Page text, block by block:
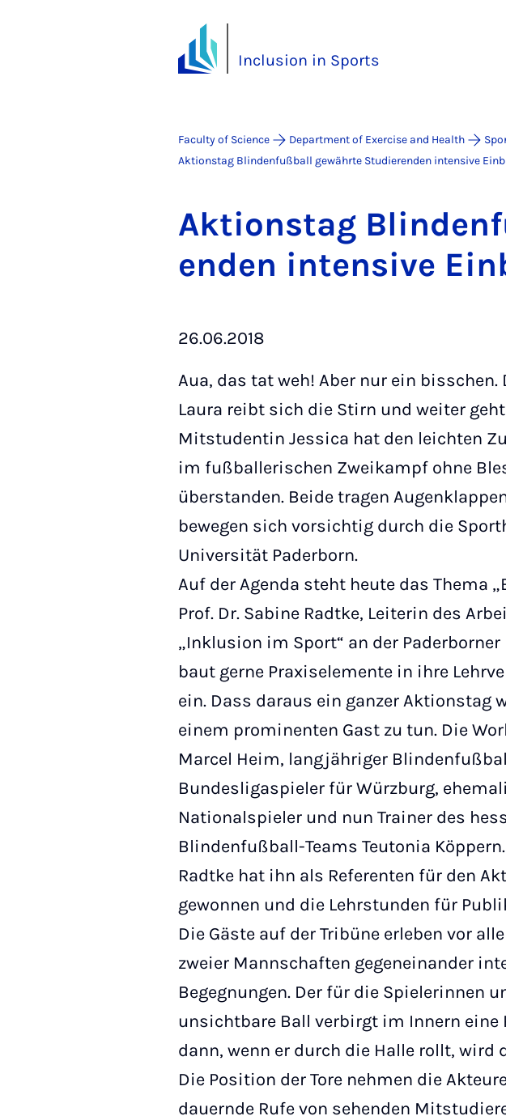
Inclusion in Sports
Faculty of Science Department of Exercise and Health
Aktionstag Blindenfußball gewährte Studierenden intensive
Ak­tion­stag
enden in­tens­ive
26.06.2018
Aua, das tat weh! Aber nur ein bisschen.
Laura reibt sich die Stirn und weiter
Mitstudentin Jessica hat den leichten
im fußballerischen Zweikampf ohne
überstanden. Beide tragen
bewegen sich vorsichtig durch die
Universität Paderborn.
Auf der Agenda steht heute das Thema
Prof. Dr. Sabine Radtke, Leiterin des
„Inklusion im Sport“ an der Paderborner
baut gerne Praxiselemente in ihre
ein. Dass daraus ein ganzer Aktionstag
einem prominenten Gast zu tun. Die
Marcel Heim, langjähriger
Bundesligaspieler für Würzburg,
Nationalspieler und nun Trainer des
Blindenfußball-Teams Teutonia
Radtke hat ihn als Referenten für den
gewonnen und die Lehrstunden für
Die Gäste auf der Tribüne erleben vor
zweier Mannschaften gegeneinander
Begegnungen. Der für die Spielerinnen
unsichtbare Ball verbirgt im Innern eine
dann, wenn er durch die Halle rollt, wird
Die Position der Tore nehmen die
dauernde Rufe von sehenden